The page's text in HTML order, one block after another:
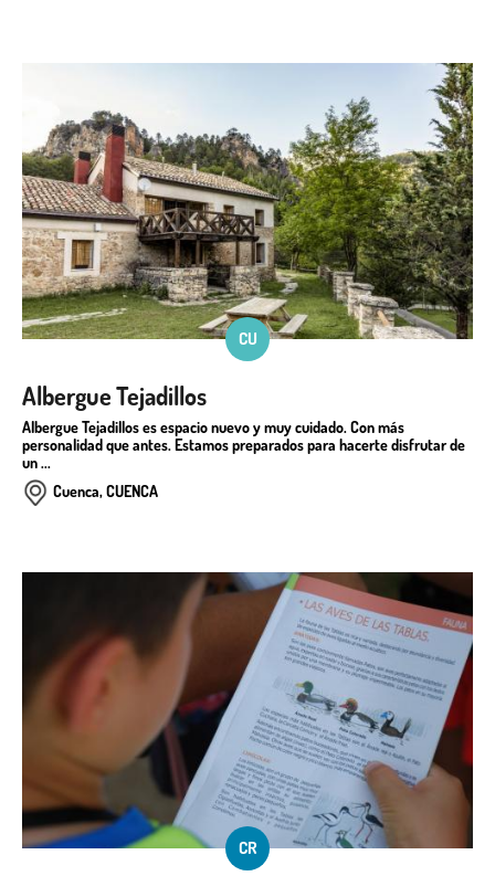
CU
Albergue Tejadillos
Albergue Tejadillos es espacio nuevo y muy cuidado. Con más
personalidad que antes. Estamos preparados para hacerte disfrutar de
un ...
Cuenca, CUENCA
CR